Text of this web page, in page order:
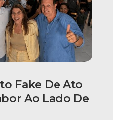
Fake De Ato
Ao Lado De